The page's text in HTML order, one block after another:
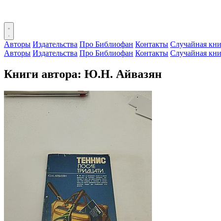
Авторы Издательства Про Библиофан Контакты Случайная
Авторы Издательства Про Библиофан Контакты Случайная
Книги автора: Ю.Н. Айвазян